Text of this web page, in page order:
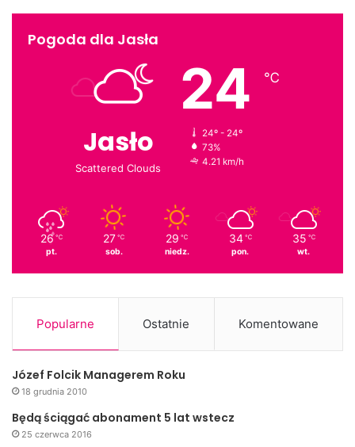
Pogoda dla Jasła
Jasło
Scattered Clouds
24 ℃
24º - 24º
73%
4.21 km/h
26 ℃
pt.
27 ℃
sob.
29 ℃
niedz.
34 ℃
pon.
35 ℃
wt.
Popularne Ostatnie Komentowane
Józef Folcik Managerem Roku
18 grudnia 2010
Będą ściągać abonament 5 lat wstecz
25 czerwca 2016